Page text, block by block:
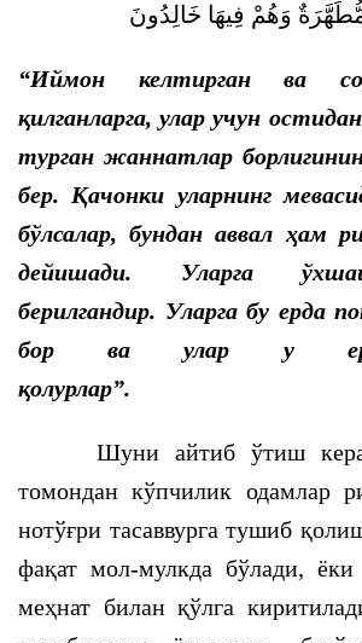
وَهُمْ فِيهَا خَالِدُونَ
“Иймон келтирган ва
қилганларга, улар учун
турган жаннатлар
бер. Қачонки уларнинг
бўлсалар, бундан аввал ҳам
дейишади. Уларга
берилгандир. Уларга бу ерда
бор ва улар у
қолурлар”.
Шуни айтиб ўтиш
томондан кўпчилик одамлар
нотўғри тасаввурга тушиб
фақат мол-мулкда бўлади, ёки
меҳнат билан қўлга